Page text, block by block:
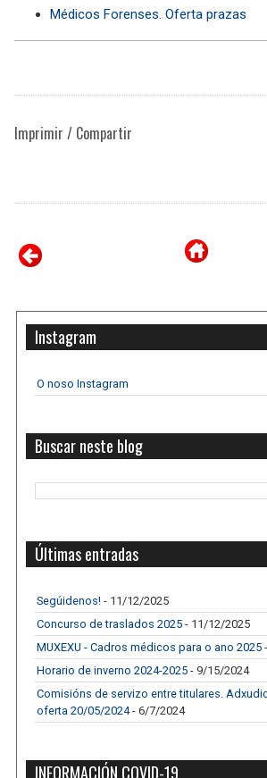
Médicos Forenses. Oferta prazas
Imprimir / Compartir
Instagram
O noso Instagram
Buscar neste blog
Últimas entradas
Segúidenos! - 11/12/2025
Concurso de traslados 2025 - 11/12/2025
MUXEXU - Cadros médicos para o ano 2025
Horario de inverno 2024-2025 - 9/15/2024
Comisións de servizo entre titulares.
oferta 20/05/2024- 6/7/2024
INFORMACIÓN COVID-19